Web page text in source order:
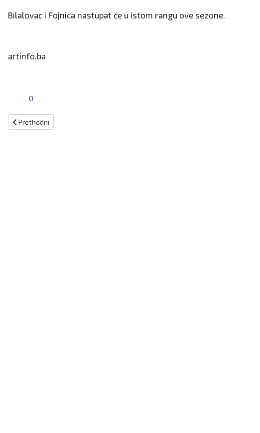
Bilalovac i Fojnica nastupat će u istom rangu ove sezone.
artinfo.ba
0
Prethodni članak: Bojo odigrao cijelu utakmicu u pobjedi Želje
Prethodni